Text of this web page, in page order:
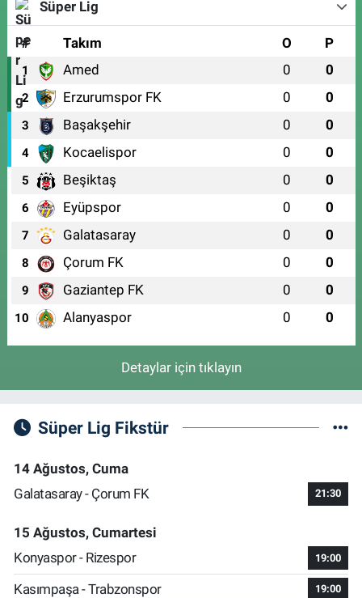
Süper Lig
# Takım O P
1 Amed 0 0
2 Erzurumspor FK 0 0
3 Başakşehir 0 0
4 Kocaelispor 0 0
5 Beşiktaş 0 0
6 Eyüpspor 0 0
7 Galatasaray 0 0
8 Çorum FK 0 0
9 Gaziantep FK 0 0
10 Alanyaspor 0 0
Detaylar için tıklayın
Süper Lig Fikstür
14 Ağustos, Cuma
Galatasaray - Çorum FK
21:30
15 Ağustos, Cumartesi
Konyaspor - Rizespor
19:00
Kasımpaşa - Trabzonspor 19:00